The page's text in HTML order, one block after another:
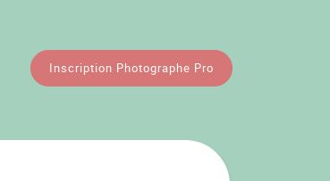
Inscription Photographe Pro